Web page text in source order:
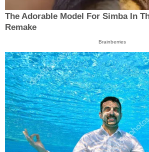
The Adorable Model For Simba In
Remake
Brainberries